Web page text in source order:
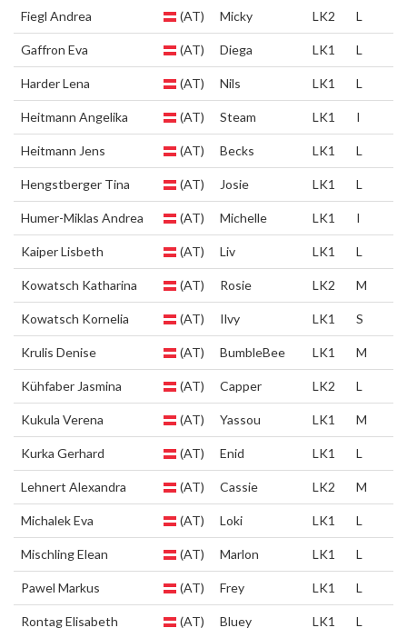
Fiegl Andrea (AT) Micky LK2 L
Gaffron Eva (AT) Diega LK1 L
Harder Lena (AT) Nils LK1 L
Heitmann Angelika (AT) Steam LK1 I
Heitmann Jens (AT) Becks LK1 L
Hengstberger Tina (AT) Josie LK1 L
Humer-Miklas Andrea (AT) Michelle LK1 I
Kaiper Lisbeth (AT) Liv LK1 L
Kowatsch Katharina (AT) Rosie LK2 M
Kowatsch Kornelia (AT) Ilvy LK1 S
Krulis Denise (AT) BumbleBee LK1 M
Kühfaber Jasmina (AT) Capper LK2 L
Kukula Verena (AT) Yassou LK1 M
Kurka Gerhard (AT) Enid LK1 L
Lehnert Alexandra (AT) Cassie LK2 M
Michalek Eva (AT) Loki LK1 L
Mischling Elean (AT) Marlon LK1 L
Pawel Markus (AT) Frey LK1 L
Rontag Elisabeth (AT) Bluey LK1 L